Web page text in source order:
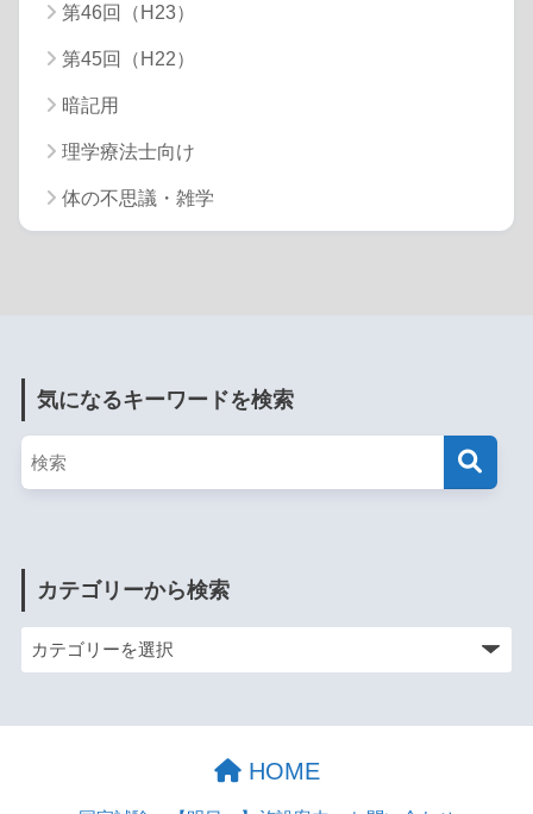
第46回（H23）
第45回（H22）
暗記用
理学療法士向け
体の不思議・雑学
気になるキーワードを検索
カテゴリーから検索
HOME